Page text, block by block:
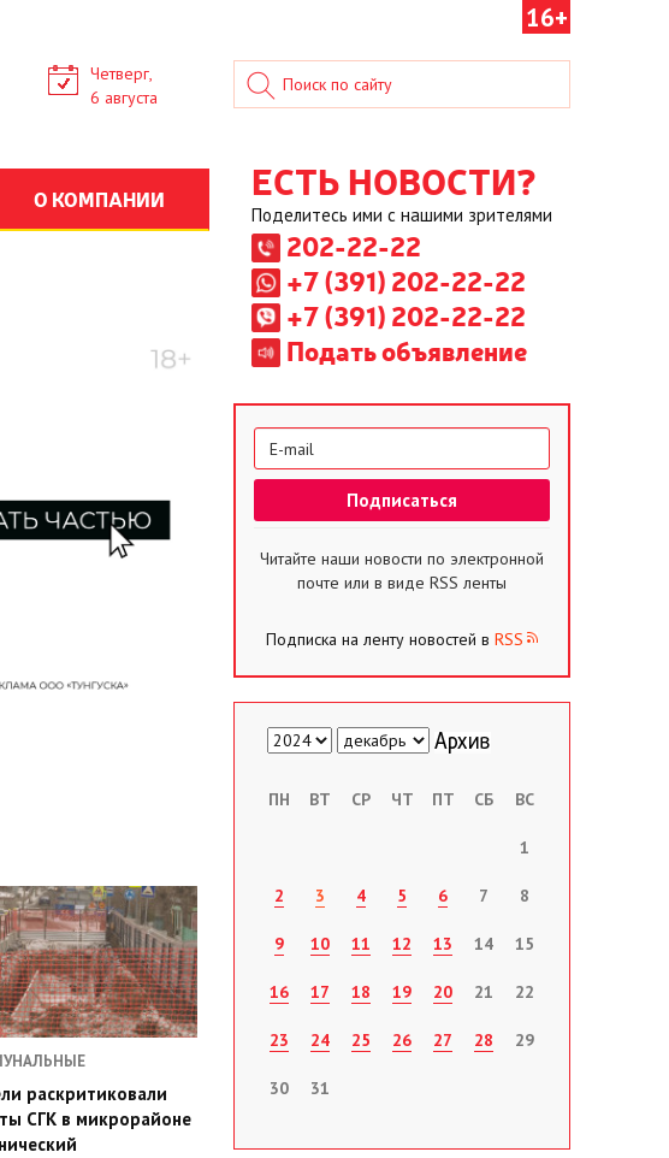
16+
Четверг,
6 августа
О КОМПАНИИ ЕСТЬ НОВОСТИ?
Поделитесь ими с нашими зрителями
202-22-22
+7 (391) 202-22-22
+7 (391) 202-22-22
Подать объявление
раскритиковали
СГК в микрорайоне
Читайте наши новости по электронной
почте или в виде RSS ленты
Подписка на ленту новостей в RSS
ПН ВТ СР ЧТ ПТ СБ ВС
1
2 3 4 5 6 7 8
9 10 11 12 13 14 15
16 17 18 19 20 21 22
23 24 25 26 27 28 29
30 31